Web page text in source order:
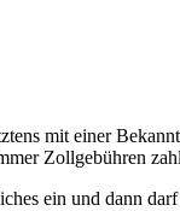
mit einer
Zollgebühren
ein und dann